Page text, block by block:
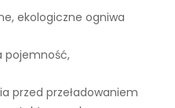
ekologiczne ogniwa
pojemność,
przed przeładowaniem